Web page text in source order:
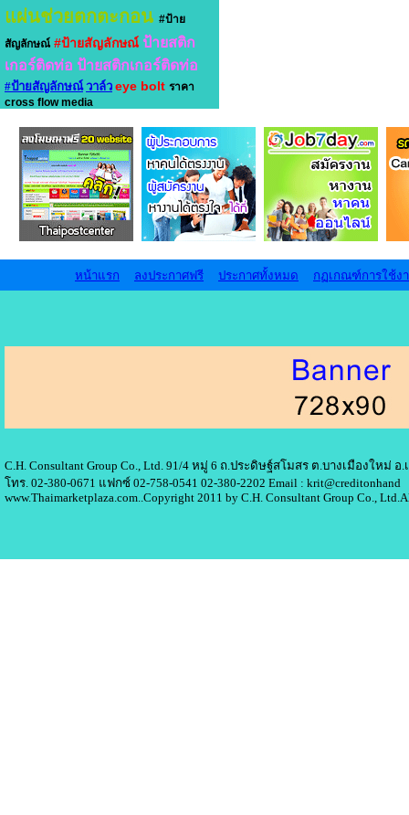
แผ่นช่วยตกตะกอน #ป้าย
สัญลักษณ์ #ป้ายสัญลักษณ์ ป้ายสติก
เกอร์ติดท่อ ป้ายสติกเกอร์ติดท่อ
#ป้ายสัญลักษณ์ วาล์ว eye bolt ราคา
cross flow media
หน้าแรก ลงประกาศฟรี ประกาศทั้งหมด กฏเกณฑ์การใช้ง
C.H. Consultant Group Co., Ltd. 91/4 หมู่ 6 ถ.ประดิษฐ์สโมสร ต.บางเมืองใหม่ อ
โทร. 02-380-0671 แฟกซ์ 02-758-0541 02-380-2202 Email : krit@creditonhand
www.Thaimarketplaza.com..Copyright 2011 by C.H. Consultant Group Co.,